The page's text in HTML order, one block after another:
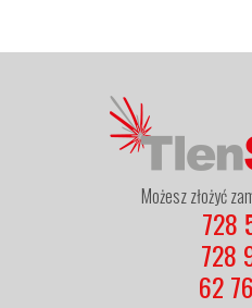
Możesz złożyć
728
728
62